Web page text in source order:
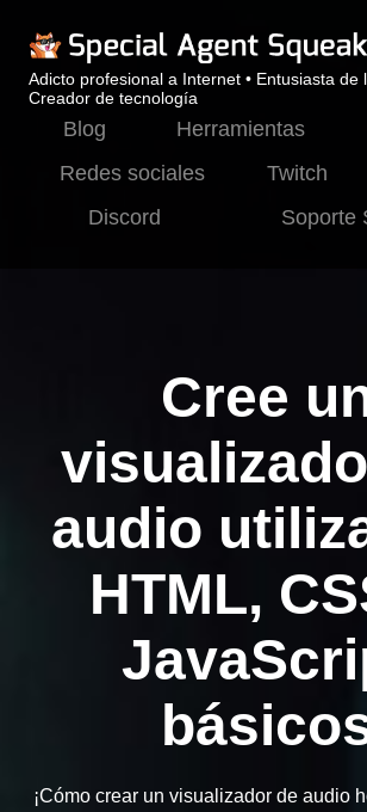
Adicto profesional a Internet • Entusiasta de
Creador de tecnología
Blog Herramientas
Redes sociales
Twitch
Discord
Soporte
Cree
audio
HTML,
¡Cómo crear un visualizador de audio